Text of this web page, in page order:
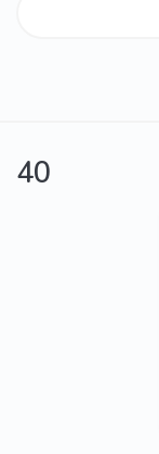
40